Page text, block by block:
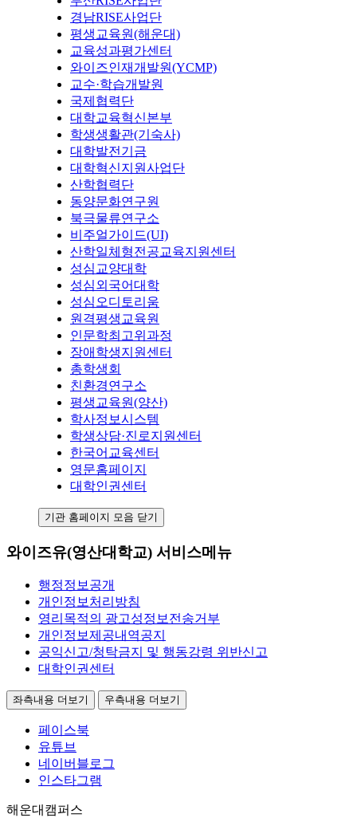
경남RISE사업단
평생교육원(해운대)
교육성과평가센터
와이즈인재개발원(YCMP)
교수·학습개발원
국제협력단
대학교육혁신본부
학생생활관(기숙사)
대학발전기금
대학혁신지원사업단
산학협력단
동양문화연구원
북극물류연구소
비주얼가이드(UI)
산학일체형전공교육지원센터
성심교양대학
성심외국어대학
성심오디토리움
원격평생교육원
인문학최고위과정
장애학생지원센터
총학생회
친환경연구소
평생교육원(양산)
학사정보시스템
학생상담·진로지원센터
한국어교육센터
영문홈페이지
대학인권센터
기관 홈페이지 모음 닫기
와이즈유(영산대학교) 서비스메뉴
행정정보공개
개인정보처리방침
영리목적의 광고성정보전송거부
개인정보제공내역공지
공익신고/청탁금지 및 행동강령 위반신고
대학인권센터
좌측내용 더보기 우측내용 더보기
페이스북
유튜브
네이버블로그
인스타그램
해운대캠퍼스